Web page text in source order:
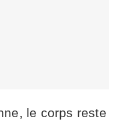
le corps reste